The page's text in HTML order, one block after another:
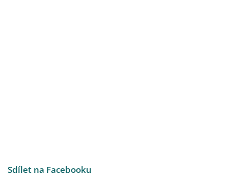
Sdílet na Facebooku